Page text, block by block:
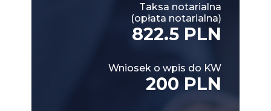
Taksa notarialna
(opłata notarialna)
822.5 PLN
Wniosek o wpis do KW
200 PLN